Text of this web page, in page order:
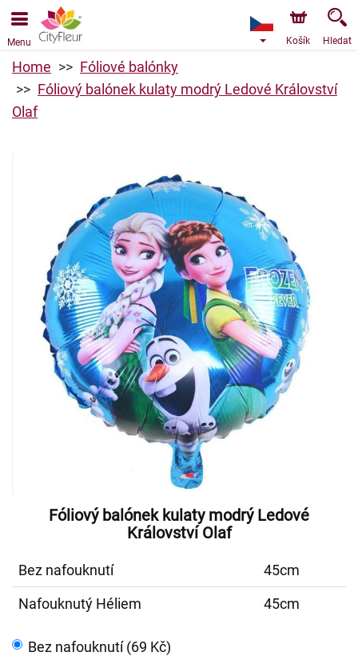
Objednávky přes e-shop přijímáme. Nejbližší možné
doručení je od 9.8.2026 z důvodu dovolené.
Menu Košík Hledat
Home
Fóliové balónky
Fóliový balónek kulaty modrý Ledové Království
Olaf
Fóliový balónek kulaty modrý Ledové
Království Olaf
Bez nafouknutí
45cm
Nafouknutý Héliem
45cm
Bez nafouknutí (69 Kč)